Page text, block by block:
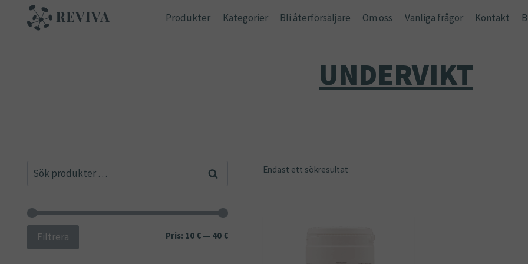
Produkter Kategorier Bli återförsäljare Om oss Vanliga frågor Kontakt
UNDERVIKT
Endast ett sökresultat
Sök
Sök
Min
Max
Filtrera Pris: 10 €— 40 €